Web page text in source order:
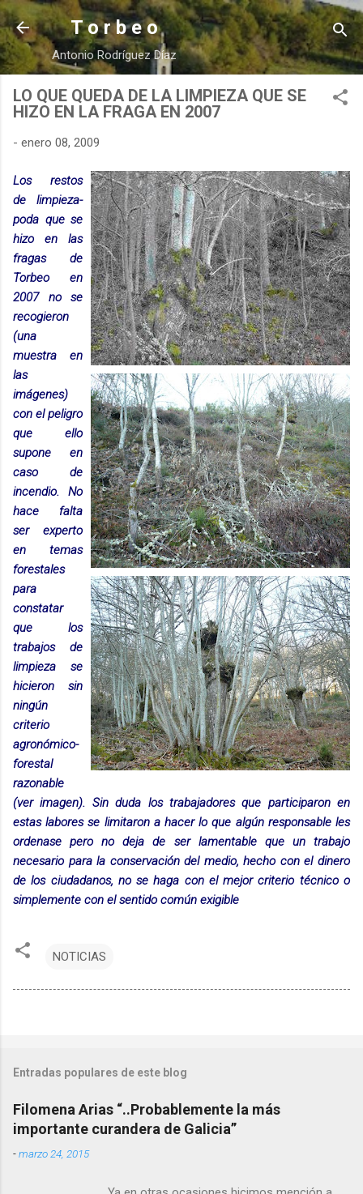
Ir al contenido principal
T o r b e o
Antonio Rodríguez Díaz
LO QUE QUEDA DE LA LIMPIEZA QUE SE
HIZO EN LA FRAGA EN 2007
- enero 08, 2009
Los restos
de limpieza-
poda que se
hizo en las
fragas de
Torbeo en
2007 no se
recogieron
(una
muestra en
las
imágenes)
con el peligro
que ello
supone en
caso de
incendio. No
hace falta
ser experto
en temas
forestales
para
constatar
que los
trabajos de
limpieza se
hicieron sin
ningún
criterio
agronómico-
forestal
razonable
(ver imagen). Sin duda los trabajadores que participaron en
estas labores se limitaron a hacer lo que algún responsable les
ordenase pero no deja de ser lamentable que un trabajo
necesario para la conservación del medio, hecho con el dinero
de los ciudadanos, no se haga con el mejor criterio técnico o
simplemente con el sentido común exigible
NOTICIAS
Entradas populares de este blog
Filomena Arias “..Probablemente la más
importante curandera de Galicia”
-marzo 24, 2015